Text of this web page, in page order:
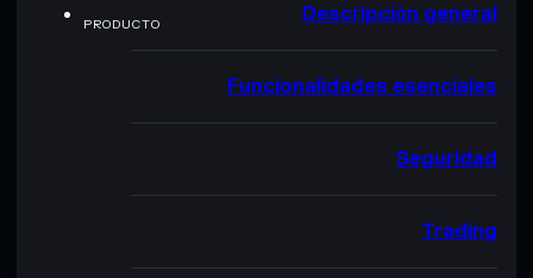
PRODUCTO Descripción general
Funcionalidades esenciales
Seguridad
Trading